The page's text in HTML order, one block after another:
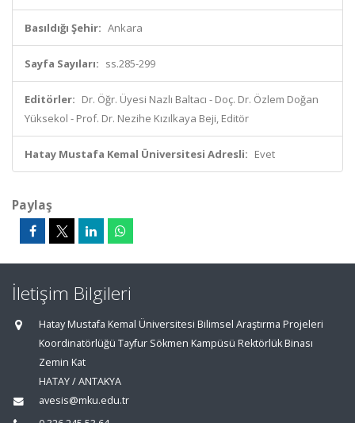
Basıldığı Şehir: Ankara
Sayfa Sayıları: ss.285-299
Editörler: Dr. Öğr. Üyesi Nazlı Baltacı - Doç. Dr. Özlem Doğan
Yüksekol - Prof. Dr. Nezihe Kızılkaya Beji, Editör
Hatay Mustafa Kemal Üniversitesi Adresli: Evet
Paylaş
İletişim Bilgileri
Hatay Mustafa Kemal Üniversitesi Bilimsel Araştırma Projeleri
Koordinatörlüğü Tayfur Sökmen Kampüsü Rektörlük Binası
Zemin Kat
HATAY / ANTAKYA
avesis@mku.edu.tr